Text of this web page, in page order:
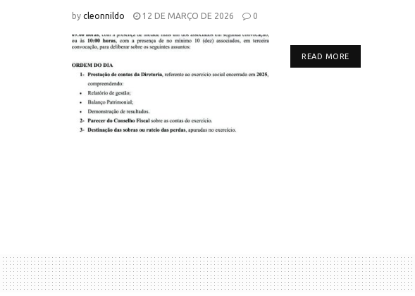
by cleonnildo 12 DE MARÇO DE 2026 0
READ MOREDETAILS